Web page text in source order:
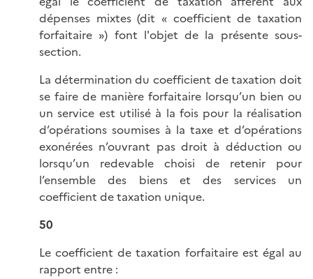
dépenses mixtes (dit « coefficient de taxation
forfaitaire ») font l'objet de la présente sous-
section.
La détermination du coefficient de taxation doit
se faire de manière forfaitaire lorsqu’un bien ou
un service est utilisé à la fois pour la réalisation
d’opérations soumises à la taxe et d’opérations
exonérées n’ouvrant pas droit à déduction ou
lorsqu’un redevable choisi de retenir pour
l’ensemble des biens et des services un
coefficient de taxation unique.
50
Le coefficient de taxation forfaitaire est égal au
rapport entre :